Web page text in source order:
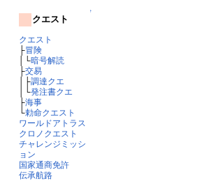
↑
クエスト
クエスト
├冒険
│└暗号解読
├交易
│├調達クエ
│└発注書クエ
├海事
└勅命クエスト
ワールドアトラス
クロノクエスト
チャレンジミッシ
ョン
国家通商免許
伝承航路